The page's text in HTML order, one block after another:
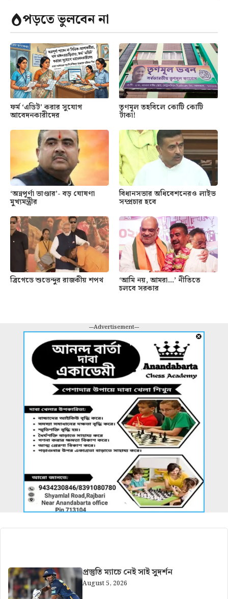
পড়তে ভুলবেন না
ফর্ম ‘এডিট’ করার সুযোগ
আবেদনকারীদের
তৃণমূল তহবিলে কোটি কোটি
টাকা!
‘অন্নপূর্ণা ভাণ্ডার’- বড় ঘোষণা
মুখ্যমন্ত্রীর
বিধানসভার অধিবেশনেরও লাইভ
সম্প্রচার হবে
ব্রিগেডে শুভেন্দুর রাজকীয় শপথ ‘আমি নয়, আমরা…’ নীতিতে
চলবে সরকার
---Advertisement---
প্রস্তুতি ম্যাচে নেই সাই সুদর্শন
August 5, 2026